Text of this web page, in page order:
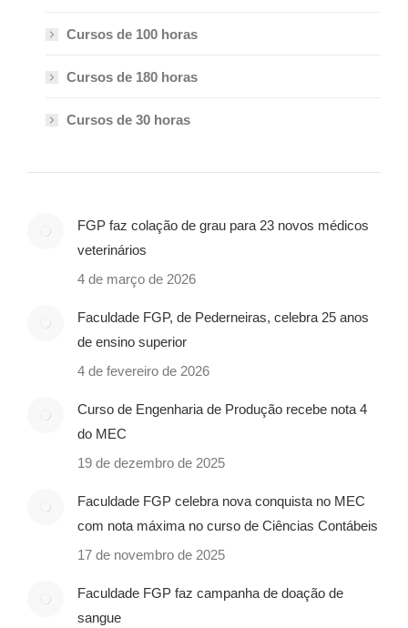
Cursos de 100 horas
Cursos de 180 horas
Cursos de 30 horas
FGP faz colação de grau para 23 novos médicos
veterinários
4 de março de 2026
Faculdade FGP, de Pederneiras, celebra 25 anos
de ensino superior
4 de fevereiro de 2026
Curso de Engenharia de Produção recebe nota 4
do MEC
19 de dezembro de 2025
Faculdade FGP celebra nova conquista no MEC
com nota máxima no curso de Ciências Contábeis
17 de novembro de 2025
Faculdade FGP faz campanha de doação de
sangue